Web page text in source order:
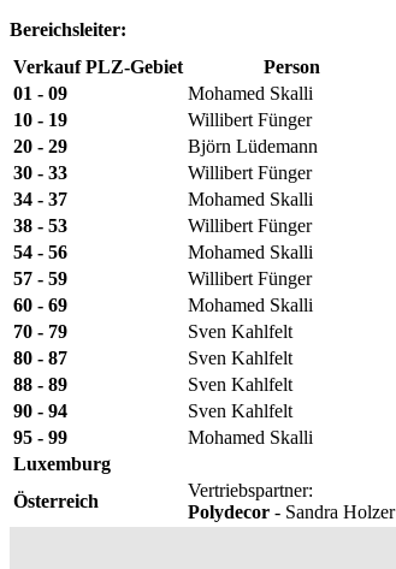
Bereichsleiter:
Verkauf PLZ-Gebiet
Person
01 - 09
Mohamed Skalli
10 - 19
Willibert Fünger
20 - 29
Björn Lüdemann
30 - 33
Willibert Fünger
34 - 37
Mohamed Skalli
38 - 53
Willibert Fünger
54 - 56
Mohamed Skalli
57 - 59
Willibert Fünger
60 - 69
Mohamed Skalli
70 - 79
Sven Kahlfelt
80 - 87
Sven Kahlfelt
88 - 89
Sven Kahlfelt
90 - 94
Sven Kahlfelt
95 - 99
Mohamed Skalli
Luxemburg
Österreich
Vertriebspartner:
Polydecor - Sandra Holzer